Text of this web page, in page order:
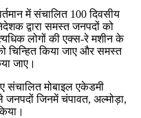
में संचालित 100 दिवसीय
द्वारा समस्त जनपदों को
लोगों की एक्स-रे मशीन के
चिन्हित किया जाए और समस्त
जाए।
संचालित मोबाइल एकेडमी
जनपदों जिनमें चंपावत, अल्मोड़ा,